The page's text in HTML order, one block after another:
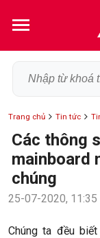
Trang chủ Tin tức
Các thông
mainboard
chúng
25-07-2020, 11:35
Chúng ta đều